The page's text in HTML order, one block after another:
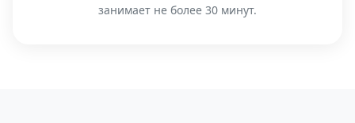
занимает не более 30 минут.